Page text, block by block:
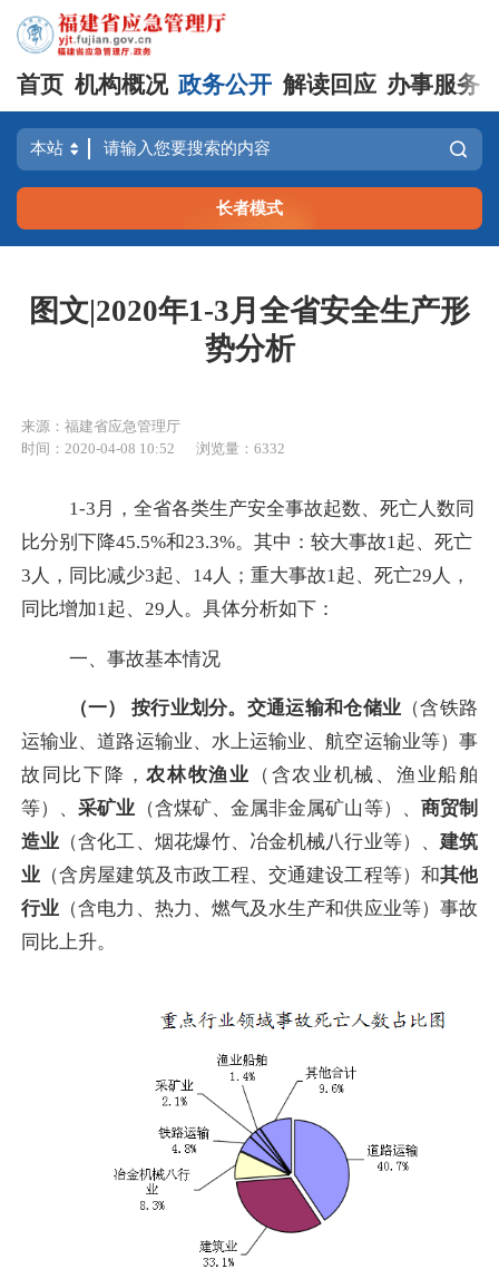
首页 机构概况 政务公开 解读回应 办事服务
长者模式
图文|2020年1-3月全省安全生产形
势分析
来源：福建省应急管理厅
时间：2020-04-08 10:52
浏览量：6332
1-3 月，全省各类生产安全事故起数、死亡人数同
比分别下降45.5%和23.3%。其中：较大事故1起、死亡
3 人，同比减少3起、 14人；重大事故1起、死亡29 人，
同比增加1起、 29 人。具体分析如下：
一、事故基本情况
（一） 按行业划分。 交通运输和仓储业 （含铁路
运输业、道路运输业、水上运输业、航空运输业等）事
故同比下降，农林牧渔业 （含农业机械、渔业船舶
等）、采矿业 （含煤矿、金属非金属矿山等）、 商贸制
造业 （含化工、烟花爆竹、冶金机械八行业等）、 建筑
业 （含房屋建筑及市政工程、交通建设工程等）和其他
行业 （含电力、热力、燃气及水生产和供应业等）事故
同比上升。